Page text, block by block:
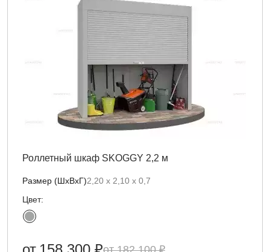
Роллетный шкаф SKOGGY 2,2 м
Размер (ШхВхГ)2,20 х 2,10 х 0,7
Цвет:
182 100 ₽